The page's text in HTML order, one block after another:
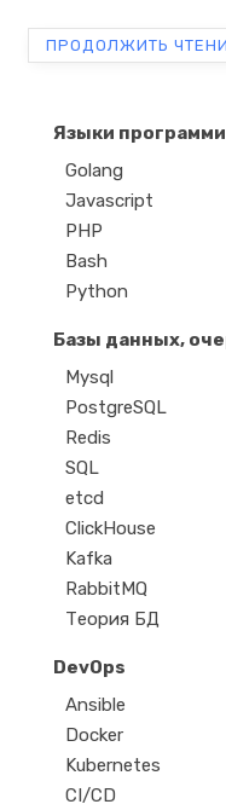
ПРОДОЛЖИТЬ
Языки
Golang
Javascript
PHP
Bash
Python
Базы данных,
Mysql
PostgreSQL
Redis
SQL
etcd
ClickHouse
Kafka
RabbitMQ
Теория БД
DevOps
Ansible
Docker
Kubernetes
CI/CD